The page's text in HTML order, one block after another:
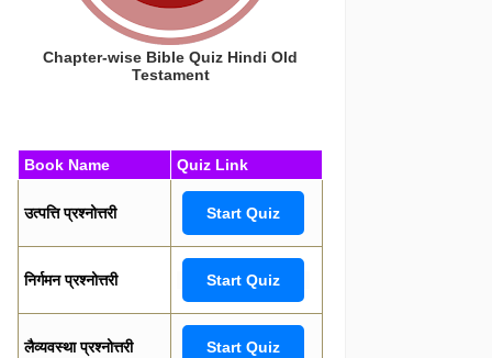
Chapter-wise Bible Quiz Hindi Old
Testament
Book Name Quiz Link
उत्पत्ति प्रश्नोत्तरी Start Quiz
निर्गमन प्रश्नोत्तरी Start Quiz
लैव्यवस्था प्रश्नोत्तरी Start Quiz